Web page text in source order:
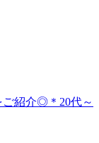
ご紹介◎＊20代～